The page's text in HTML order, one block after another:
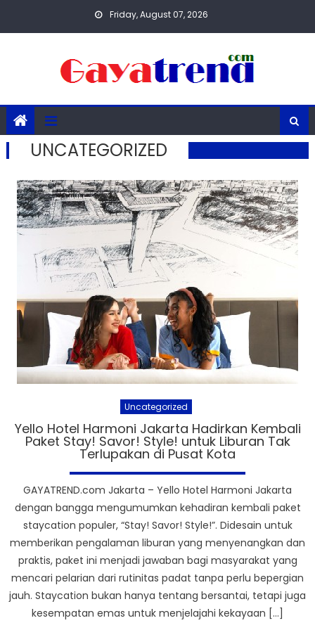
Friday, August 07, 2026
UNCATEGORIZED
Uncategorized
Yello Hotel Harmoni Jakarta Hadirkan Kembali
Paket Stay! Savor! Style! untuk Liburan Tak
Terlupakan di Pusat Kota
GAYATREND.com Jakarta – Yello Hotel Harmoni Jakarta
dengan bangga mengumumkan kehadiran kembali paket
staycation populer, “Stay! Savor! Style!”. Didesain untuk
memberikan pengalaman liburan yang menyenangkan dan
praktis, paket ini menjadi jawaban bagi masyarakat yang
mencari pelarian dari rutinitas padat tanpa perlu bepergian
jauh. Staycation bukan hanya tentang bersantai, tetapi juga
kesempatan emas untuk menjelajahi kekayaan […]